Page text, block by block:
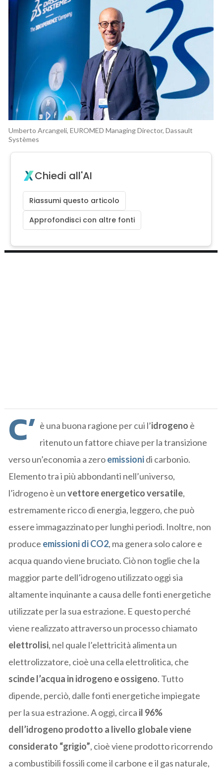
Umberto Arcangeli, EUROMED Managing Director, Dassault
Systèmes
Chiedi all'AI
Riassumi questo articolo
Approfondisci con altre fonti
C’ è una buona ragione per cui l’idrogeno è
ritenuto un fattore chiave per la transizione
verso un’economia a zeroemissionidi carbonio.
Elemento tra i più abbondanti nell’universo,
l’idrogeno è unvettore energetico versatile,
estremamente ricco di energia, leggero, che può
essere immagazzinato per lunghi periodi. Inoltre, non
produce emissioni di CO2, ma genera solo calore e
acqua quando viene bruciato. Ciò non toglie che la
maggior parte dell’idrogeno utilizzato oggi sia
altamente inquinante a causa delle fonti energetiche
utilizzate per la sua estrazione. E questo perché
viene realizzato attraverso un processo chiamato
elettrolisi, nel quale l’elettricità alimenta un
elettrolizzatore, cioè una cella elettrolitica, che
scinde l’acqua in idrogeno e ossigeno. Tutto
dipende, perciò, dalle fonti energetiche impiegate
per la sua estrazione. A oggi, circa il 96%
dell’idrogeno prodotto a livello globale viene
considerato “grigio”, cioè viene prodotto ricorrendo
a combustibili fossili come il carbone e il gas naturale,